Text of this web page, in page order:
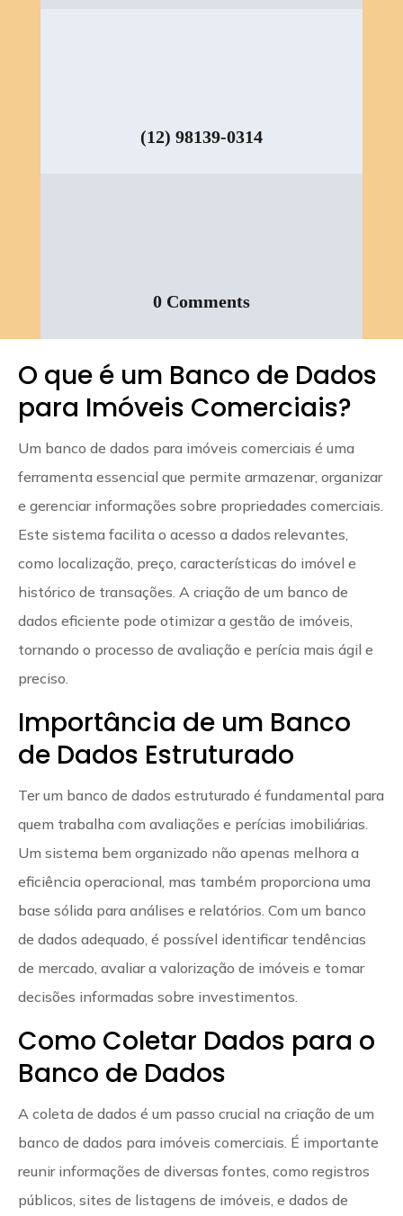
(12) 98139-0314
0 Comments
O que é um Banco de Dados
para Imóveis Comerciais?
Um banco de dados para imóveis comerciais é uma
ferramenta essencial que permite armazenar, organizar
e gerenciar informações sobre propriedades comerciais.
Este sistema facilita o acesso a dados relevantes,
como localização, preço, características do imóvel e
histórico de transações. A criação de um banco de
dados eficiente pode otimizar a gestão de imóveis,
tornando o processo de avaliação e perícia mais ágil e
preciso.
Importância de um Banco
de Dados Estruturado
Ter um banco de dados estruturado é fundamental para
quem trabalha com avaliações e perícias imobiliárias.
Um sistema bem organizado não apenas melhora a
eficiência operacional, mas também proporciona uma
base sólida para análises e relatórios. Com um banco
de dados adequado, é possível identificar tendências
de mercado, avaliar a valorização de imóveis e tomar
decisões informadas sobre investimentos.
Como Coletar Dados para o
Banco de Dados
A coleta de dados é um passo crucial na criação de um
banco de dados para imóveis comerciais. É importante
reunir informações de diversas fontes, como registros
públicos, sites de listagens de imóveis, e dados de